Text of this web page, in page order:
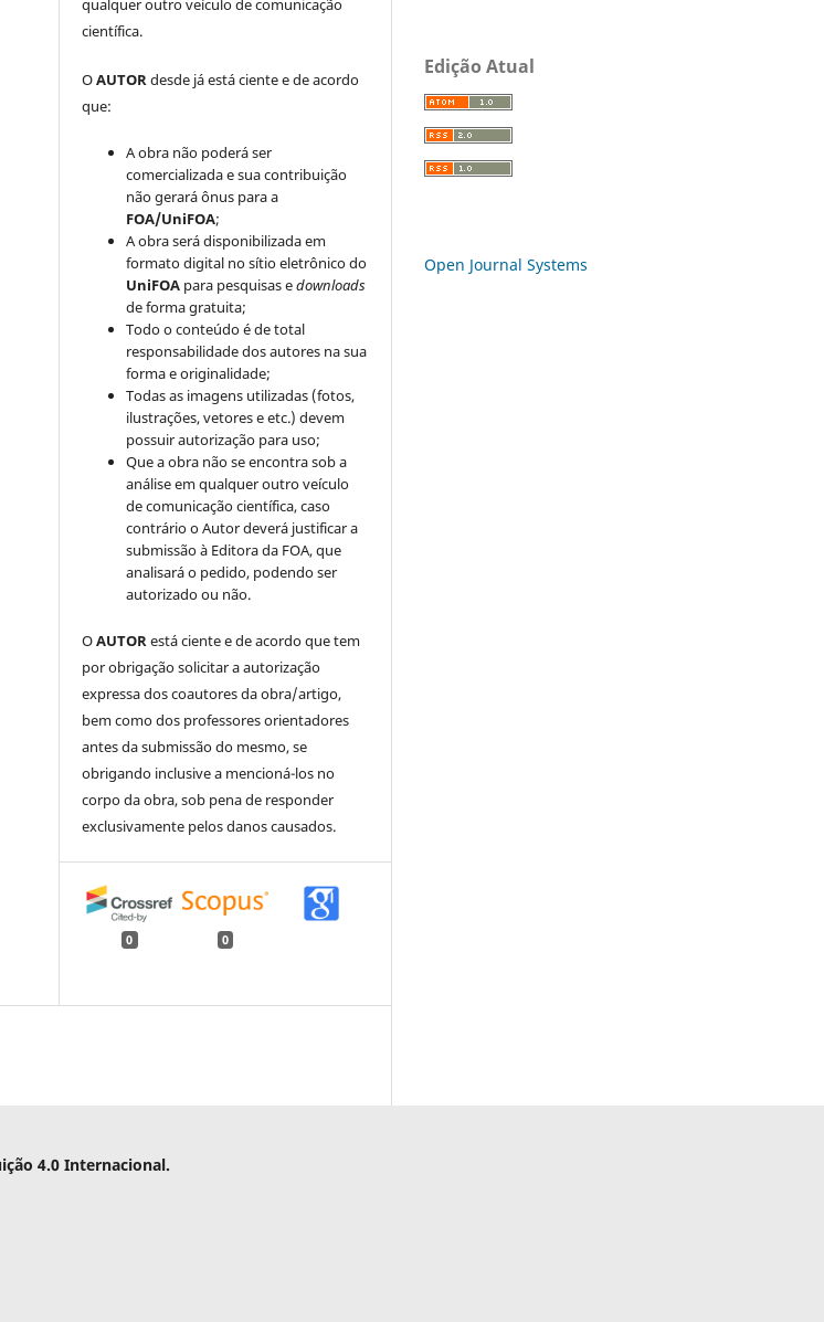
científica.
OAUTORdesde já está ciente e de acordo
que:
A obra não poderá ser
comercializada e sua contribuição
não gerará ônus para a
FOA/UniFOA;
A obra será disponibilizada em
formato digital no sítio eletrônico do
UniFOA para pesquisas edownloads
de forma gratuita;
Todo o conteúdo é de total
responsabilidade dos autores na sua
forma e originalidade;
Todas as imagens utilizadas (fotos,
ilustrações, vetores e etc.) devem
possuir autorização para uso;
Que a obra não se encontra sob a
análise em qualquer outro veículo
de comunicação científica, caso
contrário o Autor deverá justificar a
submissão à Editora da FOA, que
analisará o pedido, podendo ser
autorizado ou não.
OAUTORestá ciente e de acordo que tem
por obrigação solicitar a autorização
expressa dos coautores da obra/artigo,
bem como dos professores orientadores
antes da submissão do mesmo, se
obrigando inclusive a mencioná-los no
corpo da obra, sob pena de responder
exclusivamente pelos danos causados.
0 0
Edição Atual
Open Journal Systems
4.0 Internacional.